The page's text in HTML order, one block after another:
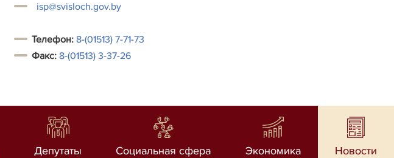
isp@svisloch.gov.by
Телефон: 8-(01513) 7-71-73
Факс: 8-(01513) 3-37-26
Депутаты Социальная сфера Экономика Новости